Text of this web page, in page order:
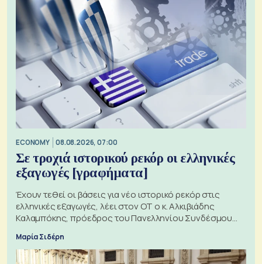
ECONOMY 08.08.2026, 07:00
Σε τροχιά ιστορικού ρεκόρ οι ελληνικές
εξαγωγές [γραφήματα]
Έχουν τεθεί οι βάσεις για νέο ιστορικό ρεκόρ στις
ελληνικές εξαγωγές, λέει στον ΟΤ ο κ. Αλκιβιάδης
Καλαμπόκης, πρόεδρος του Πανελληνίου Συνδέσμου
Μαρία Σιδέρη